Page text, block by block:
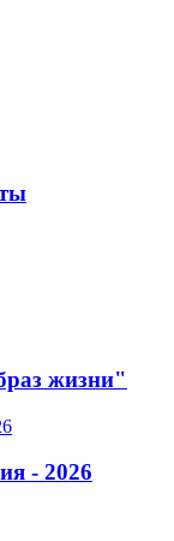
жизни"
- 2026